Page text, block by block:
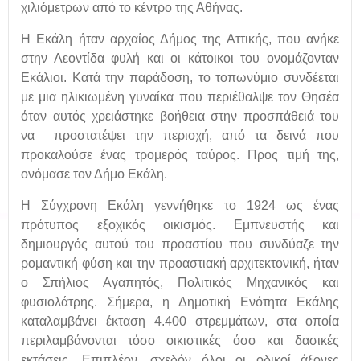
χιλιόμετρων από το κέντρο της Αθήνας.
Η Εκάλη ήταν αρχαίος Δήμος της Αττικής, που ανήκε
στην Λεοντίδα φυλή και οι κάτοικοι του ονομάζονταν
Εκάλιοι. Κατά την παράδοση, το τοπωνύμιο συνδέεται
με μια ηλικιωμένη γυναίκα που περιέθαλψε τον Θησέα
όταν αυτός χρειάστηκε βοήθεια στην προσπάθειά του
να προστατέψει την περιοχή, από τα δεινά που
προκαλούσε ένας τρομερός ταύρος. Προς τιμή της,
ονόμασε τον Δήμο Εκάλη.
Η Σύγχρονη Εκάλη γεννήθηκε το 1924 ως ένας
πρότυπος εξοχικός οικισμός. Εμπνευστής και
δημιουργός αυτού του προαστίου που συνδύαζε την
ρομαντική φύση και την προαστιακή αρχιτεκτονική, ήταν
ο Σπήλιος Αγαπητός, Πολιτικός Μηχανικός και
φυσιολάτρης. Σήμερα, η Δημοτική Ενότητα Εκάλης
καταλαμβάνει έκταση 4.400 στρεμμάτων, στα οποία
περιλαμβάνονται τόσο οικιστικές όσο και δασικές